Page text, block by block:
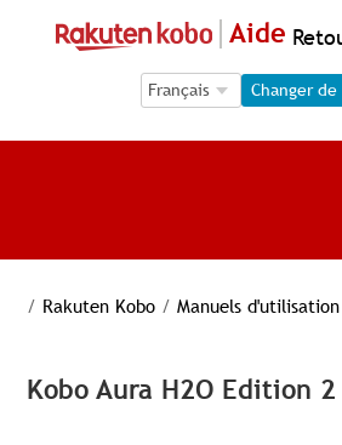
Aide
Language Selection
Language Selection
Changer
/ Rakuten Kobo / Manuels d'utilisation
Kobo Aura H2O Edition 2